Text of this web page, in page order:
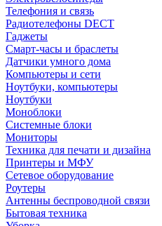
Телефония и связь
Радиотелефоны DECT
Гаджеты
Смарт-часы и браслеты
Датчики умного дома
Компьютеры и сети
Ноутбуки, компьютеры
Ноутбуки
Моноблоки
Системные блоки
Мониторы
Техника для печати и дизайна
Принтеры и МФУ
Сетевое оборудование
Роутеры
Антенны беспроводной связи
Бытовая техника